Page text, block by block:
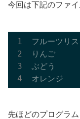
今回は下記のファイ
フルーツリス
りんご
ぶどう
先ほどのプログラ